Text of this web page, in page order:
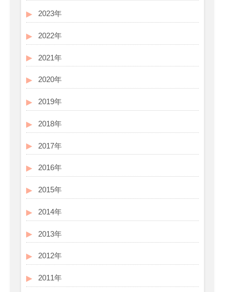
2023年
2022年
2021年
2020年
2019年
2018年
2017年
2016年
2015年
2014年
2013年
2012年
2011年